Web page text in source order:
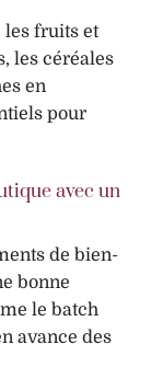
les fruits et
les céréales
en
pour
avec un
de bien-
bonne
le batch
avance des